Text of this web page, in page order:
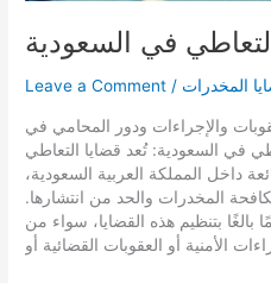
في السعودية
Leave a Comment / المخدرات
والإجراءات ودور المحامي في
في السعودية: تُعد قضايا التعاطي
داخل المملكة العربية السعودية،
المخدرات والحد من انتشارها.
بالغًا بتنظيم هذه القضايا، سواء من